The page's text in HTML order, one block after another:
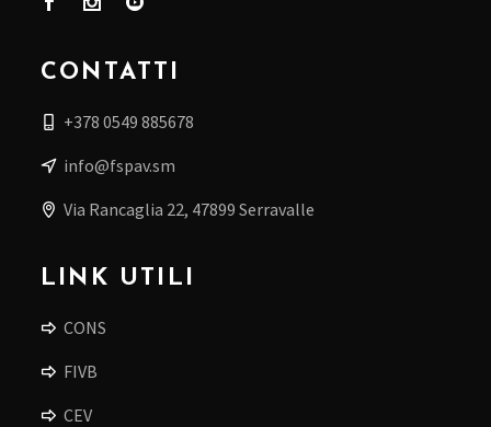
CONTATTI
+378 0549 885678
info@fspav.sm
Via Rancaglia 22, 47899 Serravalle
LINK UTILI
CONS
FIVB
CEV